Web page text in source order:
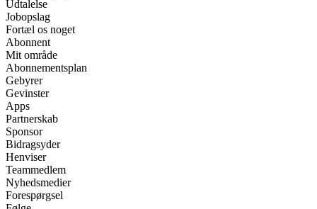
Udtalelse
Jobopslag
Fortæl os noget
Abonnent
Mit område
Abonnementsplan
Gebyrer
Gevinster
Apps
Partnerskab
Sponsor
Bidragsyder
Henviser
Teammedlem
Nyhedsmedier
Forespørgsel